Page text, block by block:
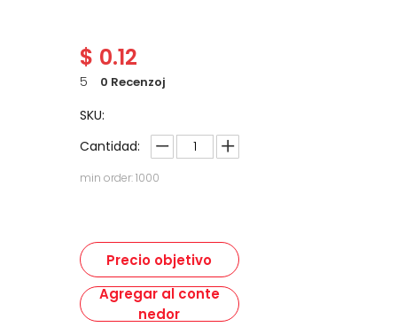
$ 0.12
5 0 Recenzoj
SKU:
Cantidad:
min order: 1000
Precio objetivo
Agregar al conte
nedor